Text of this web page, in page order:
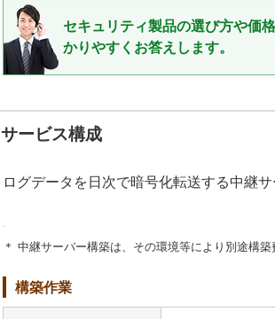
セキュリティ製品の選び方や価
かりやすくお答えします。
サービス構成
ログデータを日次で暗号化転送する中継サ
＊ 中継サーバー構築は、その環境等により別途構築
構築作業